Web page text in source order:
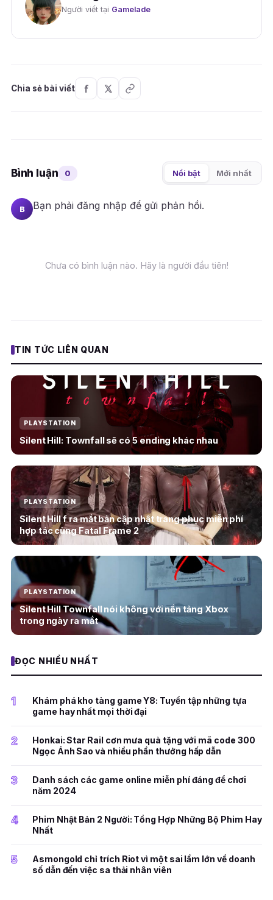
Người viết tại Gamelade
Chia sẻ bài viết
Bình luận 0 Nổi bật Mới nhất
B Bạn phải đăng nhập để gửi phản hồi.
Chưa có bình luận nào. Hãy là người đầu tiên!
TIN TỨC LIÊN QUAN
PLAYSTATION
Silent Hill: Townfall sẽ có 5 ending khác nhau
PLAYSTATION
Silent Hill f ra mắt bản cập nhật trang phục miễn phí
hợp tác cùng Fatal Frame 2
PLAYSTATION
Silent Hill Townfall nói không với nền tảng Xbox
trong ngày ra mắt
ĐỌC NHIỀU NHẤT
1
Khám phá kho tàng game Y8: Tuyển tập những tựa
game hay nhất mọi thời đại
2
Honkai: Star Rail cơn mưa quà tặng với mã code 300
Ngọc Ánh Sao và nhiều phần thưởng hấp dẫn
3
Danh sách các game online miễn phí đáng để chơi
năm 2024
4
Phim Nhật Bản 2 Người: Tổng Hợp Những Bộ Phim Hay
Nhất
5
Asmongold chỉ trích Riot vì một sai lầm lớn về doanh
số dẫn đến việc sa thải nhân viên